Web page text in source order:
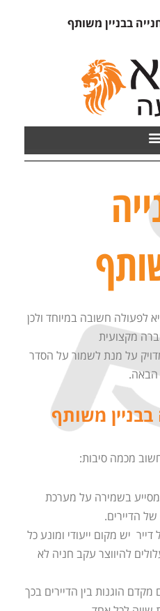
בבניין משותף
לפעולה חשובה במיוחד ולכן
מקצועית
על מנת לשמור על הסדר
משותף
מכמה סיבות:
מסייע בשמירה על מערכת
הדיירים.
יש מקום ייעודי ומונע כל
להיווצר עקב חניה לא
מקדם הוגנות בין הדיירים בכך